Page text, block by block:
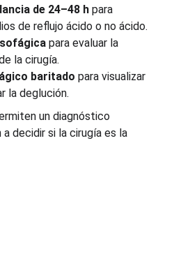
de 24–48 h para
de reflujo ácido o no ácido.
para evaluar la
la cirugía.
baritado para visualizar
la deglución.
un diagnóstico
a decidir si la cirugía es la